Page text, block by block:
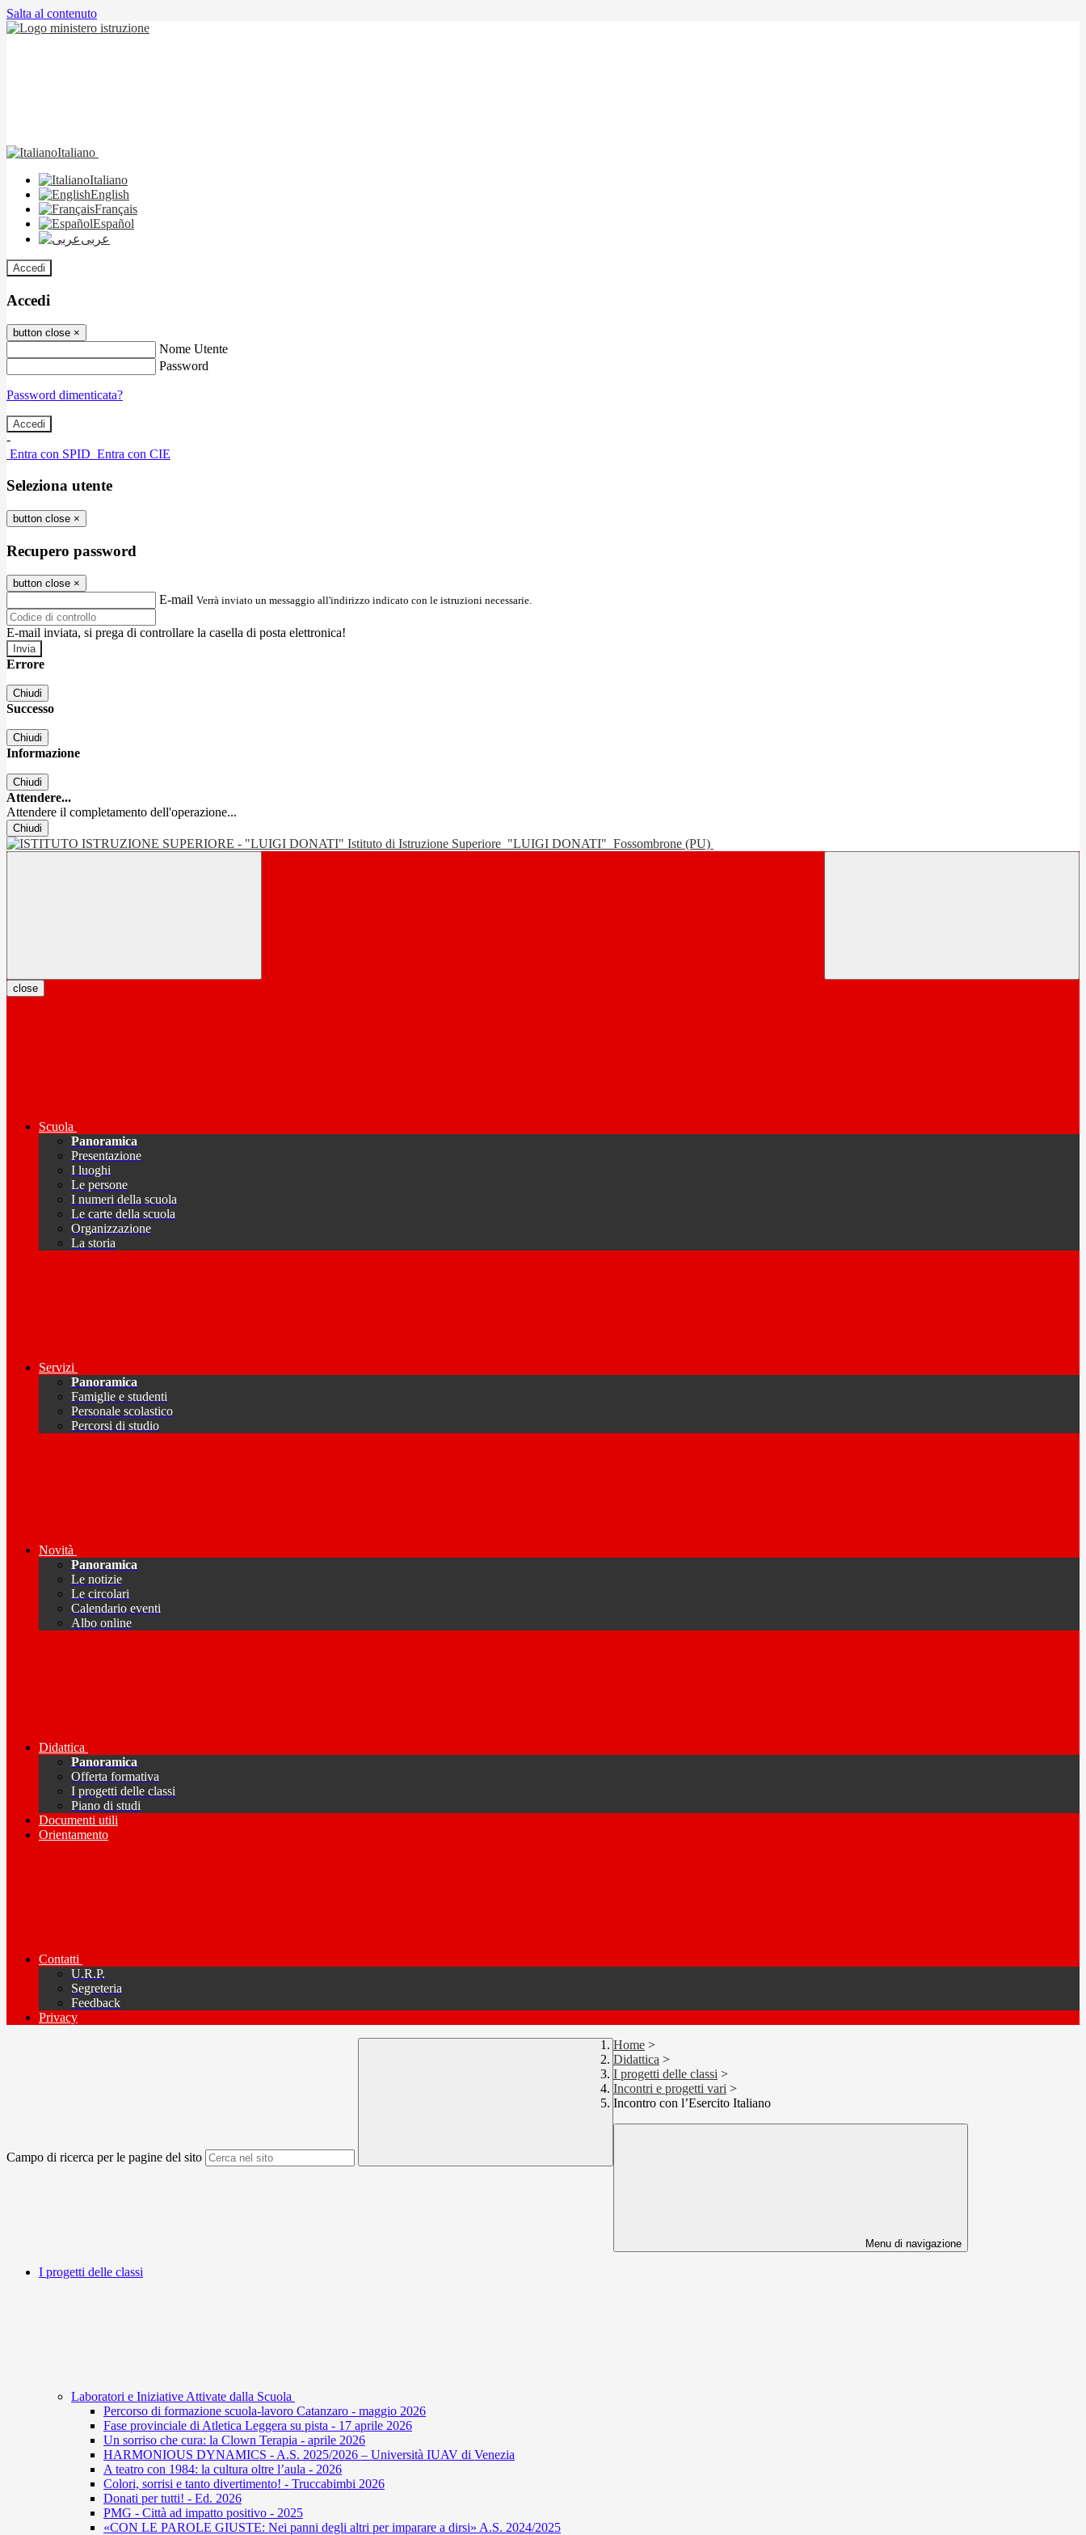
Salta al contenuto
Italiano
Italiano
English
Français
Español
عربى
Accedi
Accedi
button close ×
Nome Utente
Password
Password dimenticata?
-
Entra con SPID Entra con CIE
Seleziona utente
button close ×
Recupero password
button close ×
E-mail Verrà inviato un messaggio all'indirizzo indicato con le istruzioni necessarie.
E-mail inviata, si prega di controllare la casella di posta elettronica!
Errore
Chiudi
Successo
Chiudi
Informazione
Chiudi
Attendere...
Attendere il completamento dell'operazione...
Chiudi
Istituto di Istruzione Superiore "LUIGI DONATI" Fossombrone (PU)
close
Scuola
Panoramica
Presentazione
I luoghi
Le persone
I numeri della scuola
Le carte della scuola
Organizzazione
La storia
Servizi
Panoramica
Famiglie e studenti
Personale scolastico
Percorsi di studio
Novità
Panoramica
Le notizie
Le circolari
Calendario eventi
Albo online
Didattica
Panoramica
Offerta formativa
I progetti delle classi
Piano di studi
Documenti utili
Orientamento
Contatti
U.R.P.
Segreteria
Feedback
Privacy
Campo di ricerca per le pagine del sito
Home >
Didattica >
I progetti delle classi >
Incontri e progetti vari >
Incontro con l’Esercito Italiano
Menu di navigazione
I progetti delle classi
Laboratori e Iniziative Attivate dalla Scuola
Percorso di formazione scuola-lavoro Catanzaro - maggio 2026
Fase provinciale di Atletica Leggera su pista - 17 aprile 2026
Un sorriso che cura: la Clown Terapia - aprile 2026
HARMONIOUS DYNAMICS - A.S. 2025/2026 – Università IUAV di Venezia
A teatro con 1984: la cultura oltre l’aula - 2026
Colori, sorrisi e tanto divertimento! - Truccabimbi 2026
Donati per tutti! - Ed. 2026
PMG - Città ad impatto positivo - 2025
«CON LE PAROLE GIUSTE: Nei panni degli altri per imparare a dirsi» A.S. 2024/2025